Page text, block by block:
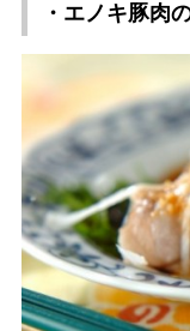
・エノキ豚肉